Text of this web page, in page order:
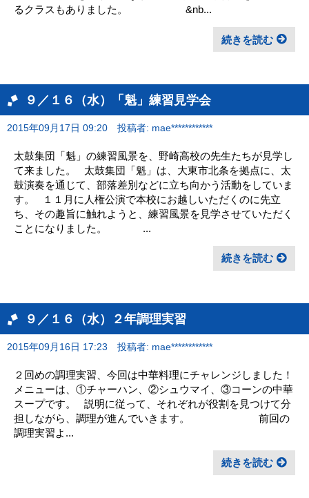
るクラスもありました。 &nb...
続きを読む
９／１６（水）「魁」練習見学会
2015年09月17日 09:20 投稿者: mae************
太鼓集団「魁」の練習風景を、野崎高校の先生たちが見学し
て来ました。 太鼓集団「魁」は、大東市北条を拠点に、太
鼓演奏を通じて、部落差別などに立ち向かう活動をしていま
す。 １１月に人権公演で本校にお越しいただくのに先立
ち、その趣旨に触れようと、練習風景を見学させていただく
ことになりました。 ...
続きを読む
９／１６（水）２年調理実習
2015年09月16日 17:23 投稿者: mae************
２回めの調理実習、今回は中華料理にチャレンジしました！
メニューは、①チャーハン、②シュウマイ、③コーンの中華
スープです。 説明に従って、それぞれが役割を見つけて分
担しながら、調理が進んでいきます。 前回の
調理実習よ...
続きを読む